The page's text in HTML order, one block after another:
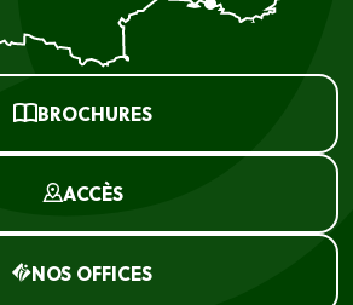
BROCHURES
ACCÈS
NOS OFFICES